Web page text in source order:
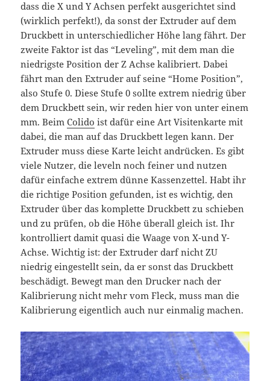
dass die X und Y Achsen perfekt ausgerichtet sind
(wirklich perfekt!), da sonst der Extruder auf dem
Druckbett in unterschiedlicher Höhe lang fährt. Der
zweite Faktor ist das “Leveling”, mit dem man die
niedrigste Position der Z Achse kalibriert. Dabei
fährt man den Extruder auf seine “Home Position”,
also Stufe 0. Diese Stufe 0 sollte extrem niedrig über
dem Druckbett sein, wir reden hier von unter einem
mm. BeimColido ist dafür eine Art Visitenkarte mit
dabei, die man auf das Druckbett legen kann. Der
Extruder muss diese Karte leicht andrücken. Es gibt
viele Nutzer, die leveln noch feiner und nutzen
dafür einfache extrem dünne Kassenzettel. Habt ihr
die richtige Position gefunden, ist es wichtig, den
Extruder über das komplette Druckbett zu schieben
und zu prüfen, ob die Höhe überall gleich ist. Ihr
kontrolliert damit quasi die Waage von X-und Y-
Achse. Wichtig ist: der Extruder darf nicht ZU
niedrig eingestellt sein, da er sonst das Druckbett
beschädigt. Bewegt man den Drucker nach der
Kalibrierung nicht mehr vom Fleck, muss man die
Kalibrierung eigentlich auch nur einmalig machen.